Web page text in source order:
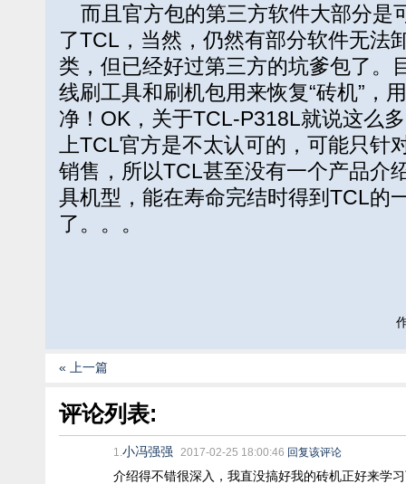
而且官方包的第三方软件大部分是
了TCL，当然，仍然有部分软件无法
类，但已经好过第三方的坑爹包了。
线刷工具和刷机包用来恢复“砖机”，
净！OK，关于TCL-P318L就说这么
上TCL官方是不太认可的，可能只针
销售，所以TCL甚至没有一个产品介
具机型，能在寿命完结时得到TCL的
了。。。
« 上一篇
评论列表:
1.小冯强强 2017-02-25 18:00:46 回复该评论
介绍得不错很深入，我直没搞好我的砖机正好来学